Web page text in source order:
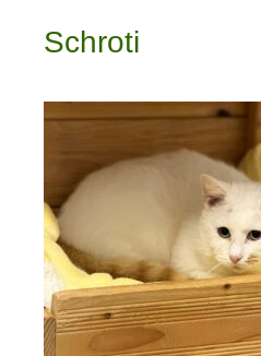
Schroti